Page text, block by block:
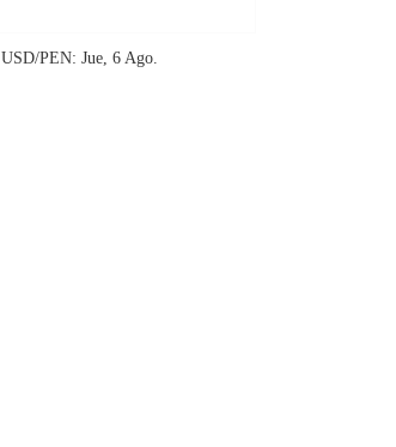
USD/PEN: Jue, 6 Ago.